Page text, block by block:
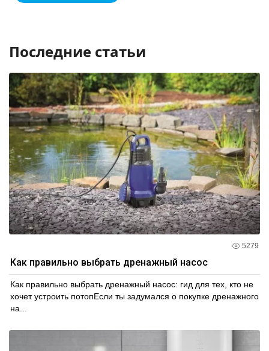
Последние статьи
5279
Как правильно выбрать дренажный насос
Как правильно выбрать дренажный насос: гид для тех, кто не
хочет устроить потопЕсли ты задумался о покупке дренажного
на...